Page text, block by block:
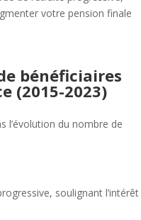
votre pension finale
bénéficiaires
(2015-2023)
l’évolution du nombre de
soulignant l’intérêt